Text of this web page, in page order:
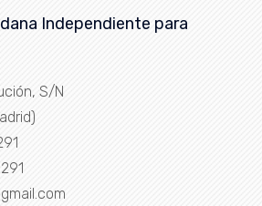
Independiente para
S/N